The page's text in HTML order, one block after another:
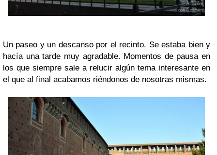
Un paseo y un descanso por el recinto. Se estaba bien y
hacía una tarde muy agradable. Momentos de pausa en
los que siempre sale a relucir algún tema interesante en
el que al final acabamos riéndonos de nosotras mismas.